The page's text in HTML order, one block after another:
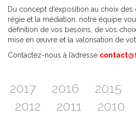
Du concept d’exposition au choix
régie et la médiation, notre équipe
définition de vos besoins, de vos
mise en œuvre et la valorisation de
Contactez-nous à l’adresse
2017 2016 2015
2012
2011 2010